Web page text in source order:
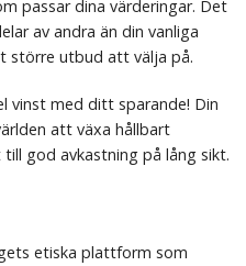
passar dina värderingar. Det
av andra än din vanliga
större utbud att välja på.
vinst med ditt sparande! Din
att växa hållbart
god avkastning på lång sikt.
etiska plattform som